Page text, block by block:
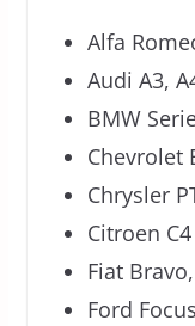
Alfa
Audi A3,
BMW
Chevrolet
Chrysler
Citroen C4
Fiat
Ford